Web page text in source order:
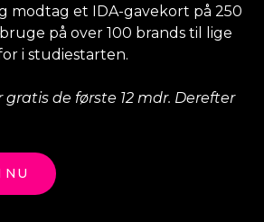
modtag et IDA-gavekort på 250
på over 100 brands til lige
i studiestarten.
de første 12 mdr. Derefter
NU